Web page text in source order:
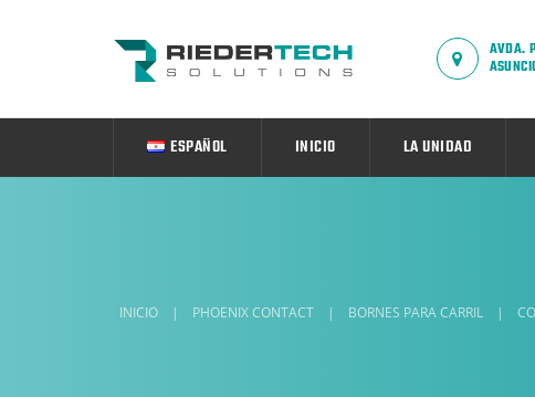
AVDA.
ESPAÑOL INICIO LA UNIDAD
INICIO | PHOENIX CONTACT | BORNES PARA CARRIL |